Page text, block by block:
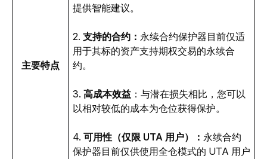
主要特点
提供智能建议。
2. 支持的合约： 永续合约保护器目前仅适
用于其标的资产支持期权交易的永续合
约。
3. 高成本效益：与潜在损失相比，您可以
以相对较低的成本为仓位获得保护。
4. 可用性（仅限 UTA 用户）： 永续合约
保护器目前仅供使用全仓模式的 UTA 用户